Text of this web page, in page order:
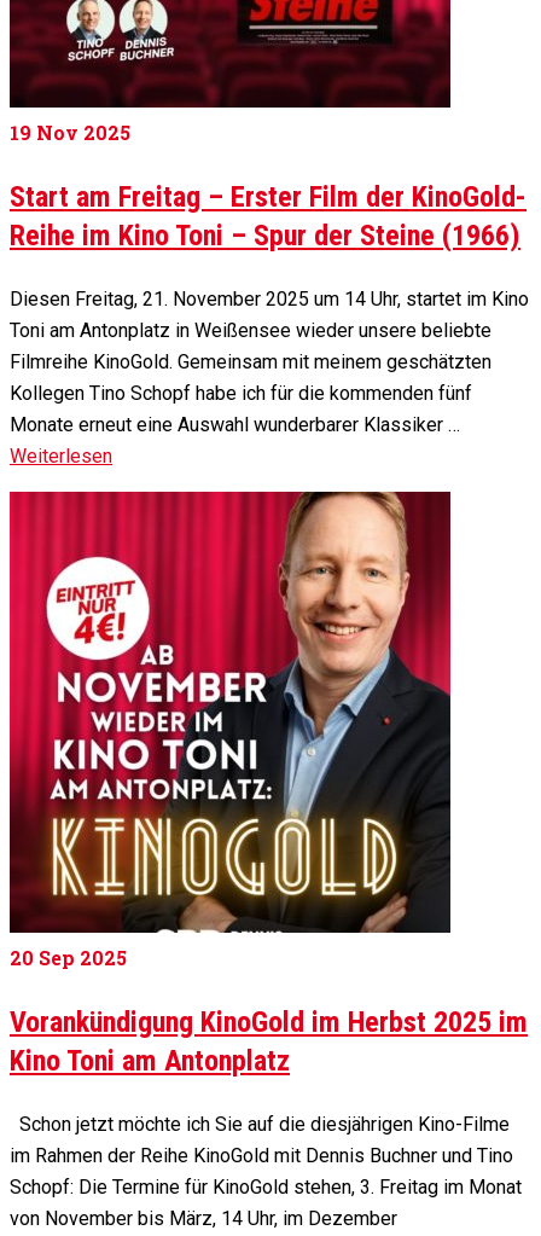
19 Nov 2025
Start am Freitag – Erster Film der KinoGold-
Reihe im Kino Toni – Spur der Steine (1966)
Diesen Freitag, 21. November 2025 um 14 Uhr, startet im Kino
Toni am Antonplatz in Weißensee wieder unsere beliebte
Filmreihe KinoGold. Gemeinsam mit meinem geschätzten
Kollegen Tino Schopf habe ich für die kommenden fünf
Monate erneut eine Auswahl wunderbarer Klassiker …
Weiterlesen
20 Sep 2025
Vorankündigung KinoGold im Herbst 2025 im
Kino Toni am Antonplatz
Schon jetzt möchte ich Sie auf die diesjährigen Kino-Filme
im Rahmen der Reihe KinoGold mit Dennis Buchner und Tino
Schopf: Die Termine für KinoGold stehen, 3. Freitag im Monat
von November bis März, 14 Uhr, im Dezember